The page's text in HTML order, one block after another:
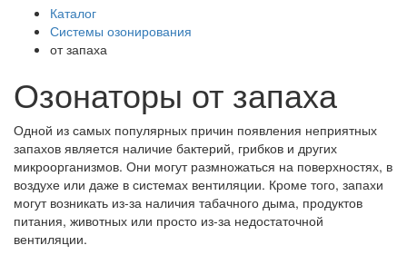
Каталог
Системы озонирования
от запаха
Озонаторы от запаха
Одной из самых популярных причин появления неприятных
запахов является наличие бактерий, грибков и других
микроорганизмов. Они могут размножаться на поверхностях, в
воздухе или даже в системах вентиляции. Кроме того, запахи
могут возникать из-за наличия табачного дыма, продуктов
питания, животных или просто из-за недостаточной
вентиляции.